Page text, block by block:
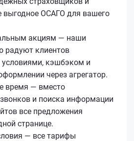
выгодное ОСАГО для вашего
акциям — наши
радуют клиентов
кэшбэком и
через агрегатор.
время — вместо
и поиска информации
все предложения
странице.
— все тарифы